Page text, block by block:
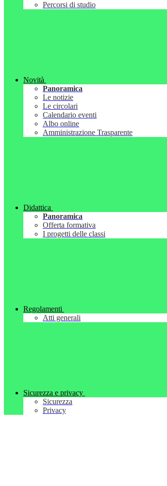
Percorsi di studio
Novità
Panoramica
Le notizie
Le circolari
Calendario eventi
Albo online
Amministrazione Trasparente
Didattica
Panoramica
Offerta formativa
I progetti delle classi
Regolamenti
Atti generali
Sicurezza e privacy
Sicurezza
Privacy